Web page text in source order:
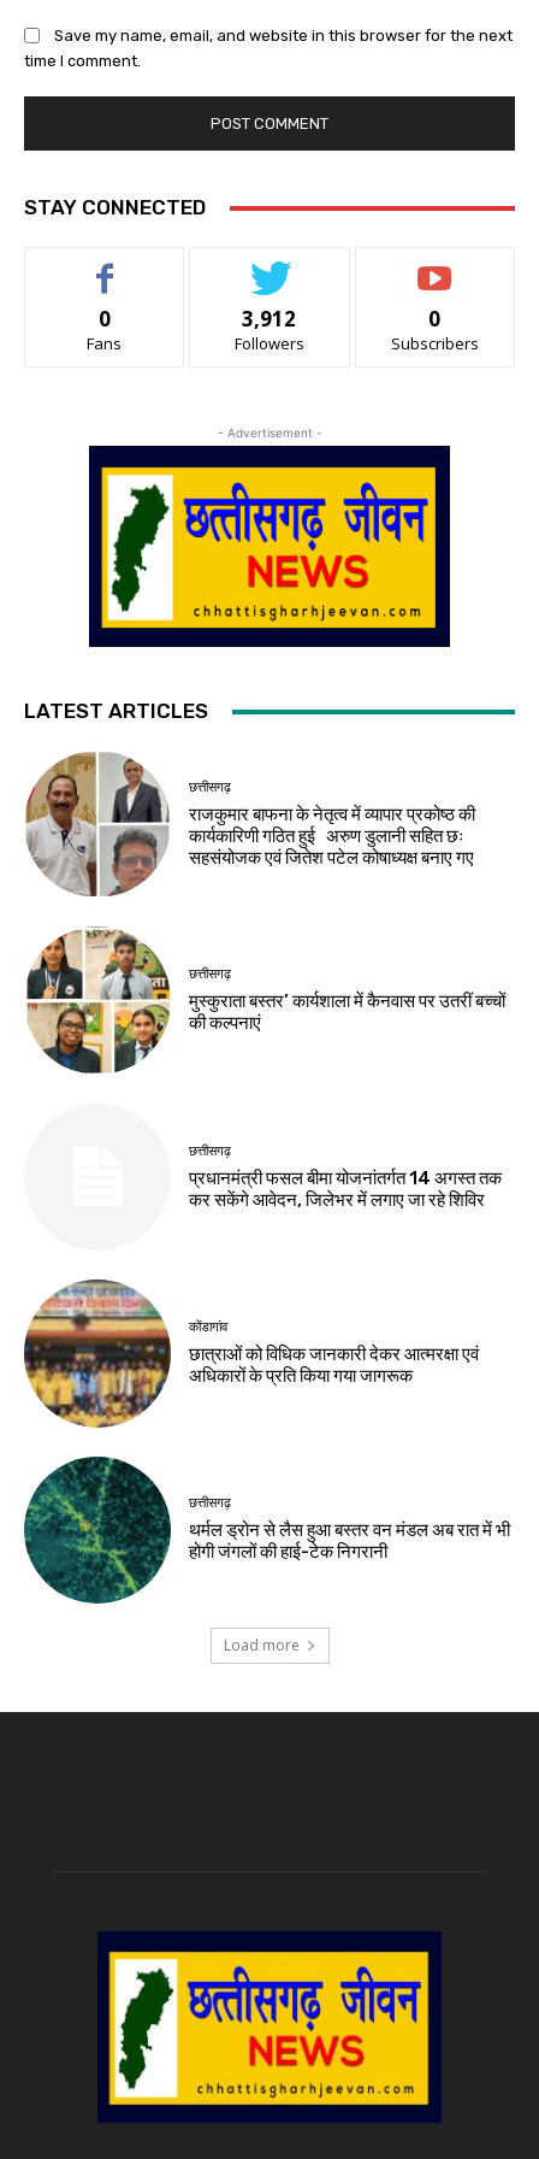
Save my name, email, and website in this browser for the next
time I comment.
STAY CONNECTED
0
Fans
3,912
Followers
0
Subscribers
- Advertisement -
LATEST ARTICLES
छत्तीसगढ़
राजकुमार बाफना के नेतृत्व में व्यापार प्रकोष्ठ की
कार्यकारिणी गठित हुई अरुण डुलानी सहित छः
सहसंयोजक एवं जितेश पटेल कोषाध्यक्ष बनाए गए
छत्तीसगढ़
मुस्कुराता बस्तर’ कार्यशाला में कैनवास पर उतरीं बच्चों
की कल्पनाएं
छत्तीसगढ़
प्रधानमंत्री फसल बीमा योजनांतर्गत 14 अगस्त तक
कर सकेंगे आवेदन, जिलेभर में लगाए जा रहे शिविर
कोंडागांव
छात्राओं को विधिक जानकारी देकर आत्मरक्षा एवं
अधिकारों के प्रति किया गया जागरूक
छत्तीसगढ़
थर्मल ड्रोन से लैस हुआ बस्तर वन मंडल अब रात में भी
होगी जंगलों की हाई-टेक निगरानी
Load more